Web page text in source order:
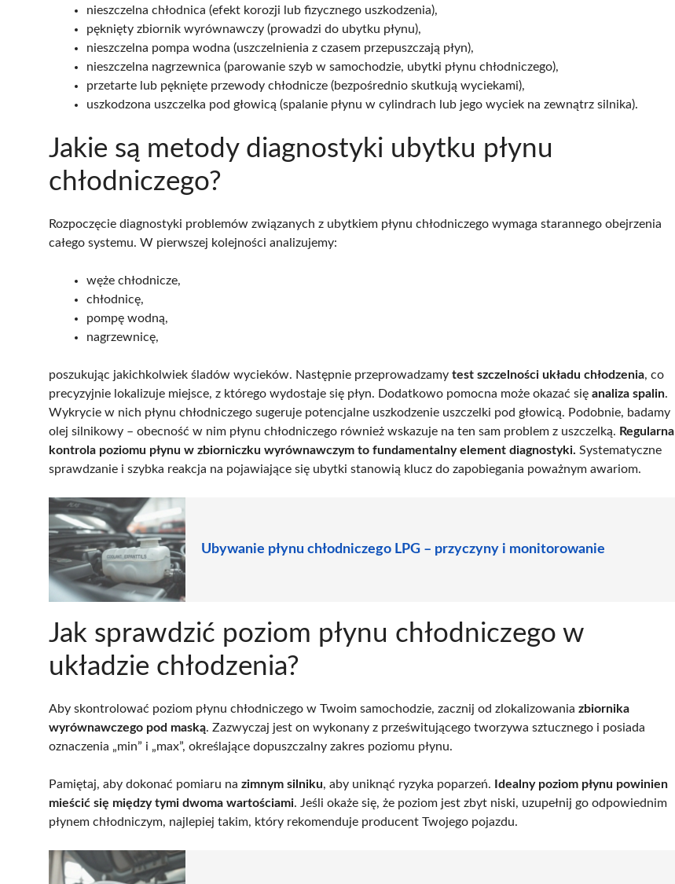
nieszczelna chłodnica (efekt korozji lub fizycznego uszkodzenia),
pęknięty zbiornik wyrównawczy (prowadzi do ubytku płynu),
nieszczelna pompa wodna (uszczelnienia z czasem przepuszczają płyn),
nieszczelna nagrzewnica (parowanie szyb w samochodzie, ubytki płynu chłodniczego),
przetarte lub pęknięte przewody chłodnicze (bezpośrednio skutkują wyciekami),
uszkodzona uszczelka pod głowicą (spalanie płynu w cylindrach lub jego wyciek na zewnątrz silnika).
Jakie są metody diagnostyki ubytku płynu
chłodniczego?
Rozpoczęcie diagnostyki problemów związanych z ubytkiem płynu chłodniczego wymaga starannego obejrzenia
całego systemu. W pierwszej kolejności analizujemy:
węże chłodnicze,
chłodnicę,
pompę wodną,
nagrzewnicę,
poszukując jakichkolwiek śladów wycieków. Następnie przeprowadzamy test szczelności układu chłodzenia, co
precyzyjnie lokalizuje miejsce, z którego wydostaje się płyn. Dodatkowo pomocna może okazać się analiza spalin.
Wykrycie w nich płynu chłodniczego sugeruje potencjalne uszkodzenie uszczelki pod głowicą. Podobnie, badamy
olej silnikowy – obecność w nim płynu chłodniczego również wskazuje na ten sam problem z uszczelką. Regularna
kontrola poziomu płynu w zbiorniczku wyrównawczym to fundamentalny element diagnostyki. Systematyczne
sprawdzanie i szybka reakcja na pojawiające się ubytki stanowią klucz do zapobiegania poważnym awariom.
Ubywanie płynu chłodniczego LPG – przyczyny i monitorowanie
Jak sprawdzić poziom płynu chłodniczego w
układzie chłodzenia?
Aby skontrolować poziom płynu chłodniczego w Twoim samochodzie, zacznij od zlokalizowania zbiornika
wyrównawczego pod maską. Zazwyczaj jest on wykonany z prześwitującego tworzywa sztucznego i posiada
oznaczenia „min” i „max”, określające dopuszczalny zakres poziomu płynu.
Pamiętaj, aby dokonać pomiaru na zimnym silniku, aby uniknąć ryzyka poparzeń.
Idealny poziom płynu powinien
mieścić się między tymi dwoma wartościami. Jeśli okaże się, że poziom jest zbyt niski, uzupełnij go odpowiednim
płynem chłodniczym, najlepiej takim, który rekomenduje producent Twojego pojazdu.